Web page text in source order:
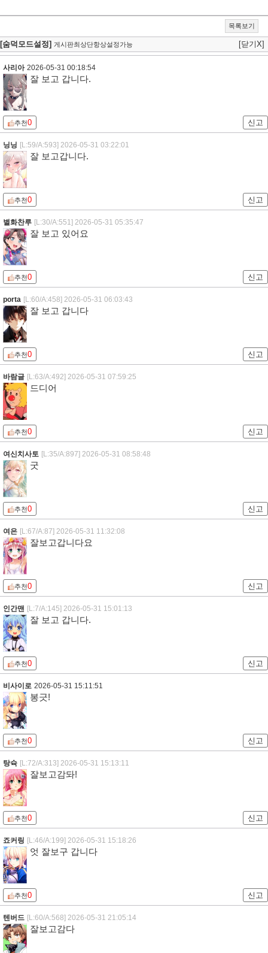
목록보기
[숨덕모드설정] 게시판최상단항상설정가능 [닫기X]
사리아 2026-05-31 00:18:54
잘 보고 갑니다.
추천0 신고
닝닝 [L:59/A:593] 2026-05-31 03:22:01
잘 보고갑니다.
추천0 신고
별화찬루 [L:30/A:551] 2026-05-31 05:35:47
잘 보고 있어요
추천0 신고
porta [L:60/A:458] 2026-05-31 06:03:43
잘 보고 갑니다
추천0 신고
바람글 [L:63/A:492] 2026-05-31 07:59:25
드디어
추천0 신고
여신치사토 [L:35/A:897] 2026-05-31 08:58:48
굿
추천0 신고
여은 [L:67/A:87] 2026-05-31 11:32:08
잘보고갑니다요
추천0 신고
인간맨 [L:7/A:145] 2026-05-31 15:01:13
잘 보고 갑니다.
추천0 신고
비사이로 2026-05-31 15:11:51
봉긋!
추천0 신고
탕슉 [L:72/A:313] 2026-05-31 15:13:11
잘보고감돠!
추천0 신고
죠커링 [L:46/A:199] 2026-05-31 15:18:26
엇 잘보구 갑니다
추천0 신고
텐버드 [L:60/A:568] 2026-05-31 21:05:14
잘보고감다